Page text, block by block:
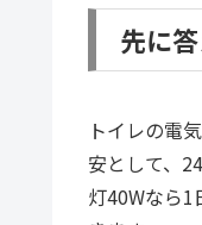
先に
トイレの電
安として、
灯40Wなら